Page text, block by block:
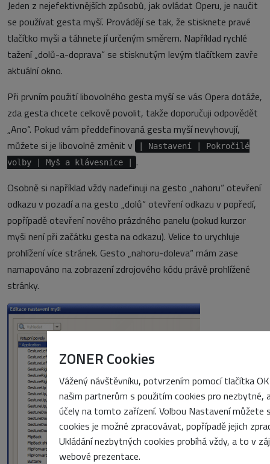
ZONER Cookies
Vážený návštěvníku, potvrzením pomocí tlačítka
našim partnerům s použitím cookies pro nezbytné,
účely na tomto zařízení. Volbou Nastavení můžete
cookies je možné zpracovávat, popřípadě jejich
Ukládání nezbytných cookies probíhá vždy, a to v
webové prezentace.
Jeden z nejefektivnějších způsobů, jak ovládat Operu, je naučit
se používat gesta myší. Provádějí se tak, že stisknete pravé
tlačítko myši a táhnete jí určeným směrem. Například rychlé
tažení „dolů-a-doprava“ se stisknutým levým tlačítkem zavře
aktuální okno.
Při prvním použití libovolného gesta myší se vás Opera dotáže,
zda gesta chcete celkově povolit, takže doporučuji odpovědět
„Ano“. Pokud vám předdefinovaná gesta myší nevyhovují,
můžete si je libovolně změnit v
| Nastavení | Pokročilé
volby | Myš a klávesnice |
.
Osobně si například vždy nadefinuji na gesto „nahoru“ otevření
odkazu v pozadí a na gesto „dolů“ otevření odkazu v popředí,
popřípadě otevření nového prázdného panelu (pokud kurzor
myši není při začátku gesta na odkazu). Velice to urychluje
prohlížení více stránek. Gesto „nahoru-doleva“ mám zase
namapováno na zobrazení zdrojového kódu právě prohlížené
stránky.